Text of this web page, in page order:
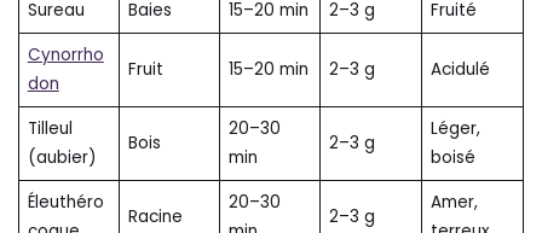
Sureau Baies 15–20 min 2–3 g
Fruité
Cynorrho
don
Fruit 15–20 min 2–3 g Acidulé
Tilleul
(aubier)
Bois
20–30
min
2–3 g
Léger,
boisé
Éleuthéro
Racine
20–30
2–3 g
Amer,